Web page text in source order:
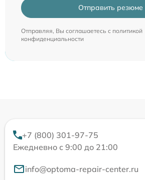
Отправить резюме
Отправляя, Вы соглашаетесь с политикой
конфиденциальности
+7 (800) 301-97-75
Ежедневно с 9:00 до 21:00
info@optoma-repair-center.ru